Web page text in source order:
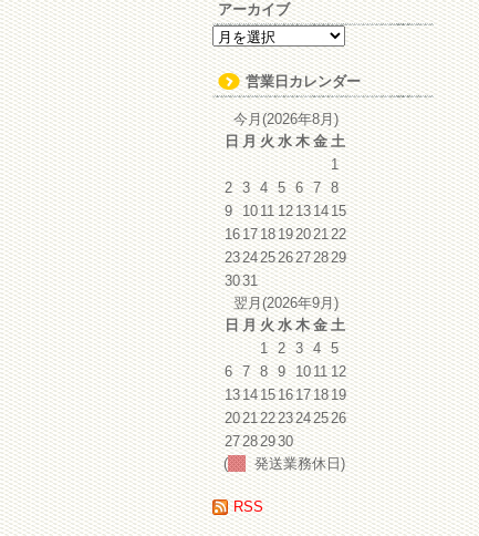
アーカイブ
ア
ー
カ
イ
ブ
営業日カレンダー
今月(2026年8月)
日 月 火 水 木 金 土
1
2 3 4 5 6 7 8
9
10 11 12 13 14 15
16 17 18 19202122
23242526272829
3031
翌月(2026年9月)
日 月 火 水 木 金 土
1 2 3 4 5
6 7 8 9 10 11 12
13 14 15 16 17 18 19
20212223242526
27282930
(
発送業務休日)
RSS